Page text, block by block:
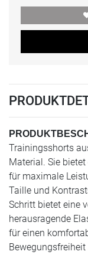
Trainingsshorts
Material. Sie
für maximale
Taille und
Schritt bietet eine
herausragende
für einen
Bewegungsfreiheit